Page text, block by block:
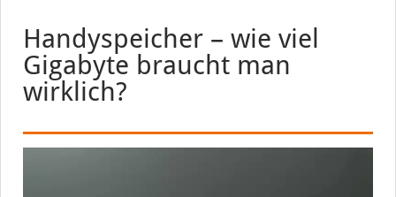
Handyspeicher – wie viel
Gigabyte braucht man
wirklich?